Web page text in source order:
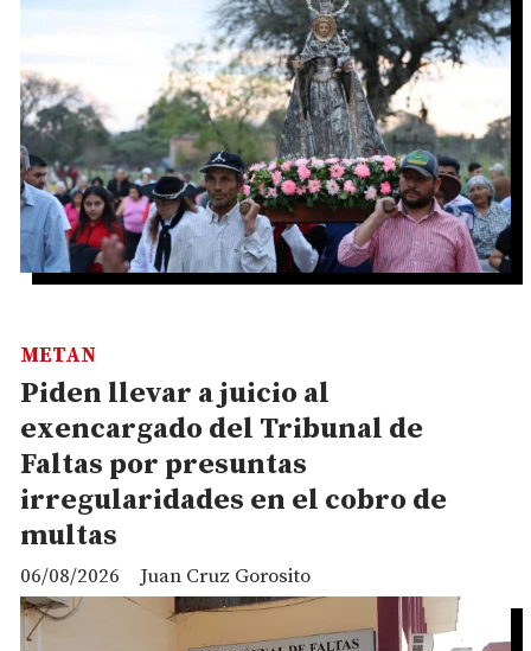
Piden llevar a juicio al
exencargado del Tribunal de
Faltas por presuntas
irregularidades en el cobro de
multas
Juan Cruz Gorosito
METAN
06/08/2026